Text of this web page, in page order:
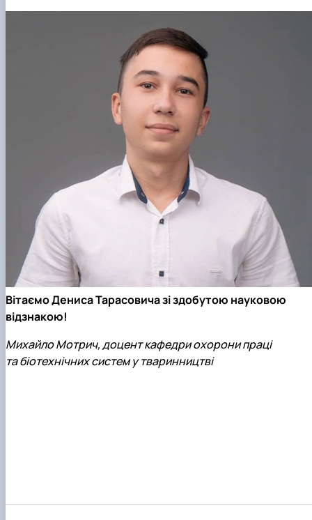
Вітаємо Дениса Тарасовича зі здобутою науковою
відзнакою!
Михайло Мотрич, доцент кафедри охорони праці
та біотехнічних систем у тваринництві